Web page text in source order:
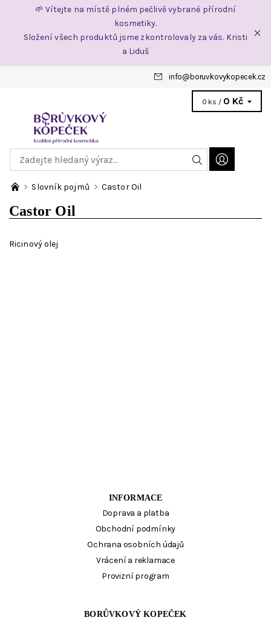
🌱 Vítejte na místě plném pečlivě vybrané přírodní
kosmetiky.
Složení všech produktů jsme zkontrolovaly za vás. Kristi
a Liduš
info@ boruvkovykopecek.cz
0 ks / 0 Kč
Slovník pojmů Castor Oil
Castor Oil
Ricinový olej
INFORMACE
Doprava a platba
Obchodní podmínky
Ochrana osobních údajů
Vrácení a reklamace
Provizní program
BORŮVKOVÝ KOPEČEK